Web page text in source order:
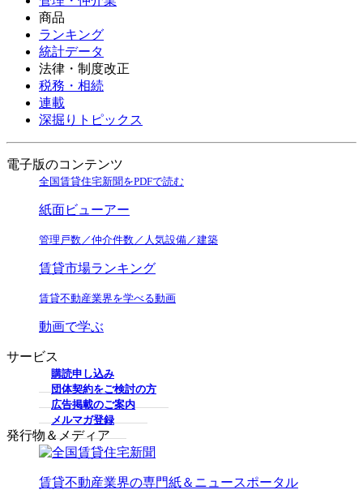
商品
ランキング
統計データ
法律・制度改正
税務・相続
連載
深掘りトピックス
電子版のコンテンツ
全国賃貸住宅新聞をPDFで読む
紙面ビューアー
管理戸数／仲介件数／人気設備／建築
賃貸市場ランキング
賃貸不動産業界を学べる動画
動画で学ぶ
サービス
購読申し込み
団体契約をご検討の方
広告掲載のご案内
メルマガ登録
発行物＆メディア
賃貸不動産業界の専門紙＆ニュースポータル